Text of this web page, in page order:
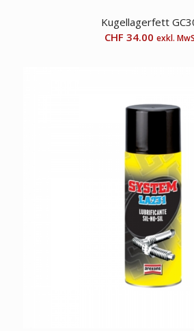
Kugellagerfett
CHF 34.00 exkl.